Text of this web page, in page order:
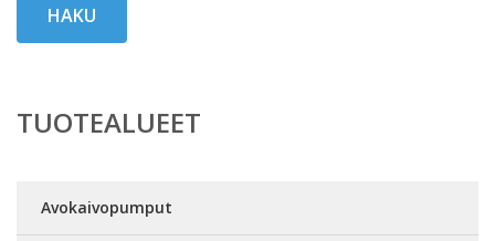
HAKU
TUOTEALUEET
Avokaivopumput